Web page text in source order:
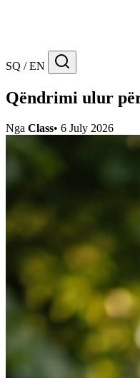
SQ / EN
Qëndrimi ulur
Nga Class• 6 July 2026